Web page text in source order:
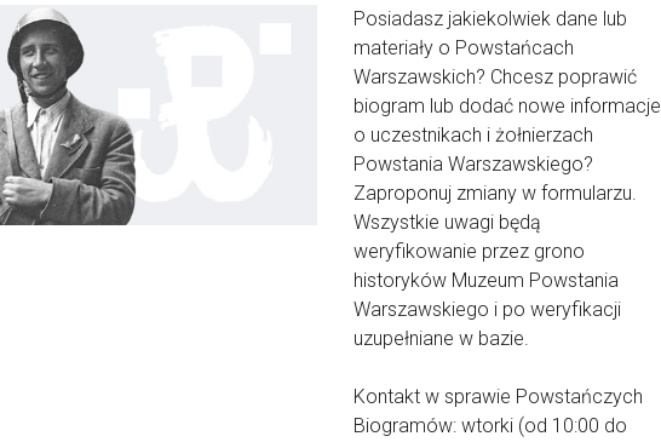
Posiadasz jakiekolwiek dane lub
materiały o Powstańcach
Warszawskich? Chcesz poprawić
biogram lub dodać nowe informacje
o uczestnikach i żołnierzach
Powstania Warszawskiego?
Zaproponuj zmiany w formularzu.
Wszystkie uwagi będą
weryfikowanie przez grono
historyków Muzeum Powstania
Warszawskiego i po weryfikacji
uzupełniane w bazie.
Kontakt w sprawie Powstańczych
Biogramów: wtorki (od 10:00 do